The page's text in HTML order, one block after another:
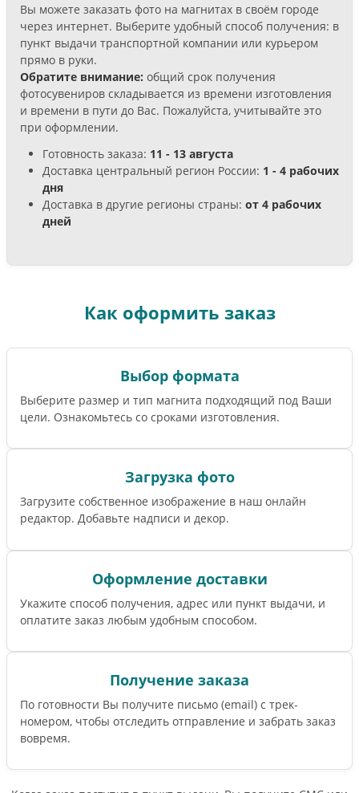
Вы можете заказать фото на магнитах в своём городе
через интернет. Выберите удобный способ получения: в
пункт выдачи транспортной компании или курьером
прямо в руки.
Обратите внимание: общий срок получения
фотосувениров складывается из времени изготовления
и времени в пути до Вас. Пожалуйста, учитывайте это
при оформлении.
Готовность заказа: 11 - 13 августа
Доставка центральный регион России: 1 - 4 рабочих
дня
Доставка в другие регионы страны: от 4 рабочих
дней
Как оформить заказ
Выбор формата
Выберите размер и тип магнита подходящий под Ваши
цели. Ознакомьтесь со сроками изготовления.
Загрузка фото
Загрузите собственное изображение в наш онлайн
редактор. Добавьте надписи и декор.
Оформление доставки
Укажите способ получения, адрес или пункт выдачи, и
оплатите заказ любым удобным способом.
Получение заказа
По готовности Вы получите письмо (email) c трек-
номером, чтобы отследить отправление и забрать заказ
вовремя.